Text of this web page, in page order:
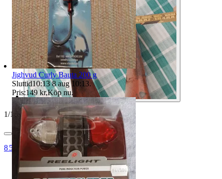
1/10
8532
Jighvud Curly Bauta 200 g
Sluttid10:13 8 aug 10:13.
Pris:149 kr,Köp nu.